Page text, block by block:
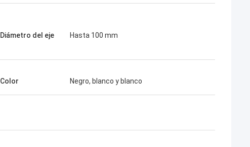
Diámetro del eje Hasta 100 mm
Color Negro, blanco y blanco